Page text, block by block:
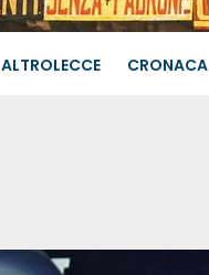
ALTROLECCE CRONACA